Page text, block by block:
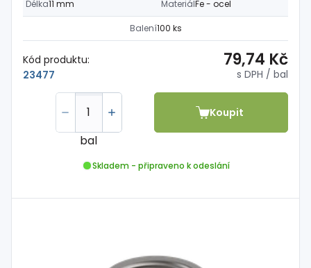
Délka11 mm MateriálFe - ocel
Balení100 ks
Kód produktu:
23477
79,74 Kč
s DPH / bal
bal
Koupit
Skladem - připraveno k odeslání